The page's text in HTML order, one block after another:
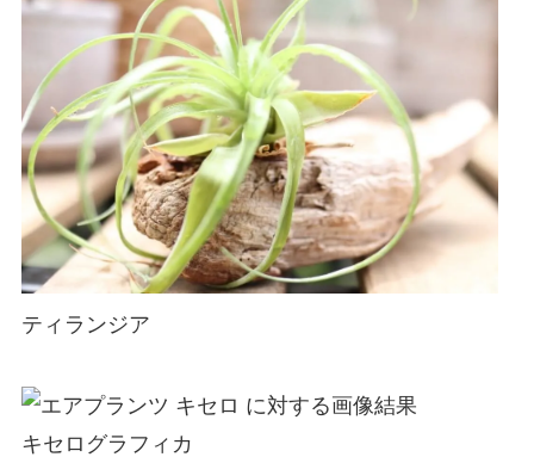
ティランジア
キセログラフィカ